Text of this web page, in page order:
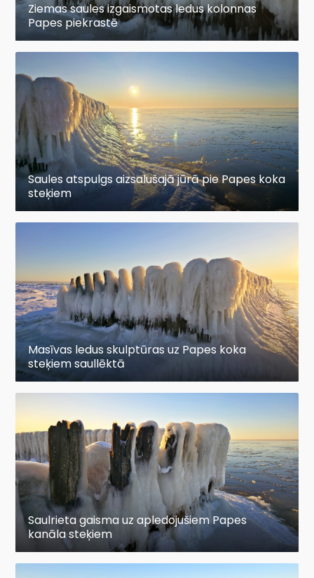
Ziemas saules izgaismotas ledus kolonnas
Papes piekrastē
Saules atspulgs aizsalušajā jūrā pie Papes koka
steķiem
Masīvas ledus skulptūras uz Papes koka
steķiem saullēktā
Saulrieta gaisma uz apledojušiem Papes
kanāla steķiem